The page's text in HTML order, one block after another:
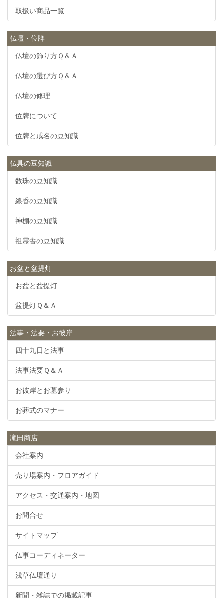
取扱い商品一覧
仏壇・位牌
仏壇の飾り方Ｑ＆Ａ
仏壇の選び方Ｑ＆Ａ
仏壇の修理
位牌について
位牌と戒名の豆知識
仏具の豆知識
数珠の豆知識
線香の豆知識
神棚の豆知識
祖霊舎の豆知識
お盆と盆提灯
お盆と盆提灯
盆提灯Ｑ＆Ａ
法事・法要・お彼岸
四十九日と法事
法事法要Ｑ＆Ａ
お彼岸とお墓参り
お葬式のマナー
滝田商店
会社案内
売り場案内・フロアガイド
アクセス・交通案内・地図
お問合せ
サイトマップ
仏事コーディネーター
浅草仏壇通り
新聞・雑誌での掲載記事